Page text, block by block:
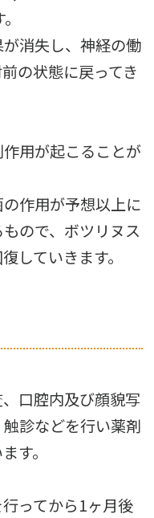
消失し、神経の働
の状態に戻ってき
用が起こることが
作用が予想以上に
ので、ボツリヌス
していきます。
口腔内及び顔貌写
診などを行い薬剤
す。
ってから1ヶ月後